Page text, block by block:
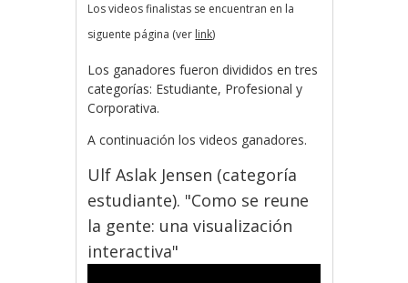
Los videos finalistas se encuentran en la
siguente página (ver link)
Los ganadores fueron divididos en tres
categorías: Estudiante, Profesional y
Corporativa.
A continuación los videos ganadores.
Ulf Aslak Jensen (categoría
estudiante). "Como se reune
la gente: una visualización
interactiva"